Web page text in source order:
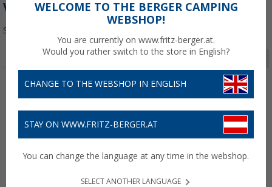
VORRATSDOSEN
Sortieren:
Seite 1 von 7
WELCOME TO THE BERGER CAMPING
WEBSHOP!
You are currently on www.fritz-berger.at.
Would you rather switch to the store in English?
CHANGE TO THE WEBSHOP IN ENGLISH
STAY ON WWW.FRITZ-BERGER.AT
You can change the language at any time in the webshop.
SELECT ANOTHER LANGUAGE